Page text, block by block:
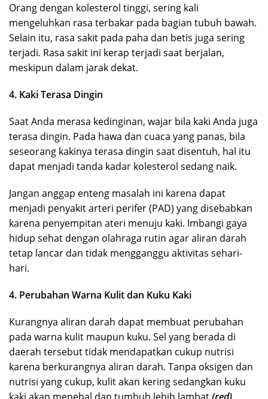
Orang dengan kolesterol tinggi, sering kali
mengeluhkan rasa terbakar pada bagian tubuh bawah.
Selain itu, rasa sakit pada paha dan betis juga sering
terjadi. Rasa sakit ini kerap terjadi saat berjalan,
meskipun dalam jarak dekat.
4. Kaki Terasa Dingin
Saat Anda merasa kedinginan, wajar bila kaki Anda juga
terasa dingin. Pada hawa dan cuaca yang panas, bila
seseorang kakinya terasa dingin saat disentuh, hal itu
dapat menjadi tanda kadar kolesterol sedang naik.
Jangan anggap enteng masalah ini karena dapat
menjadi penyakit arteri perifer (PAD) yang disebabkan
karena penyempitan ateri menuju kaki. Imbangi gaya
hidup sehat dengan olahraga rutin agar aliran darah
tetap lancar dan tidak mengganggu aktivitas sehari-
hari.
4. Perubahan Warna Kulit dan Kuku Kaki
Kurangnya aliran darah dapat membuat perubahan
pada warna kulit maupun kuku. Sel yang berada di
daerah tersebut tidak mendapatkan cukup nutrisi
karena berkurangnya aliran darah. Tanpa oksigen dan
nutrisi yang cukup, kulit akan kering sedangkan kuku